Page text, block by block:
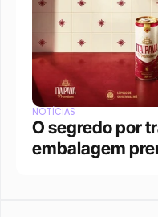
NOTÍCIAS
O segredo por
embalagem